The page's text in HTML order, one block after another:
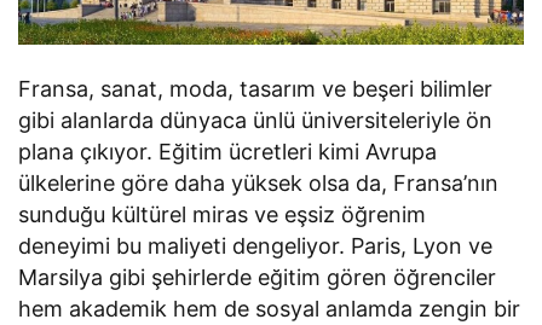
Fransa, sanat, moda, tasarım ve beşeri bilimler
gibi alanlarda dünyaca ünlü üniversiteleriyle ön
plana çıkıyor. Eğitim ücretleri kimi Avrupa
ülkelerine göre daha yüksek olsa da, Fransa’nın
sunduğu kültürel miras ve eşsiz öğrenim
deneyimi bu maliyeti dengeliyor. Paris, Lyon ve
Marsilya gibi şehirlerde eğitim gören öğrenciler
hem akademik hem de sosyal anlamda zengin bir